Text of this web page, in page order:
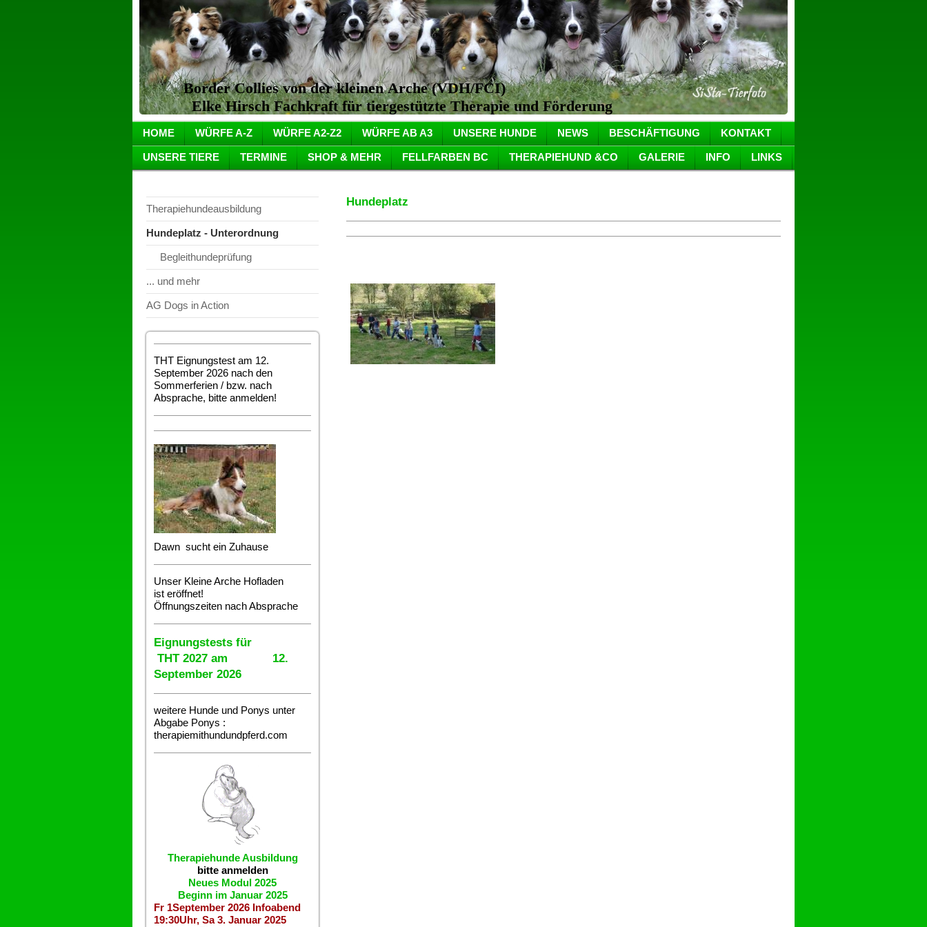
Border Collies von der kleinen Arche (VDH/FCI)
Elke Hirsch Fachkraft für tiergestützte Therapie und Förderung
HOME WÜRFE A-Z WÜRFE A2-Z2 WÜRFE AB A3 UNSERE HUNDE NEWS BESCHÄFTIGUNG KONTAKT
UNSERE TIERE TERMINE SHOP & MEHR FELLFARBEN BC THERAPIEHUND &CO GALERIE INFO LINKS
Therapiehundeausbildung
Hundeplatz - Unterordnung
Begleithundeprüfung
... und mehr
AG Dogs in Action
THT Eignungstest am 12.
September 2026 nach den
Sommerferien / bzw. nach
Absprache, bitte anmelden!
Dawn sucht ein Zuhause
Unser Kleine Arche Hofladen
ist eröffnet!
Öffnungszeiten nach Absprache
Eignungstests für
THT 2027 am 12.
September 2026
weitere Hunde und Ponys unter
Abgabe Ponys :
therapiemithundundpferd.com
Therapiehunde Ausbildung
bitte anmelden
Neues Modul 2025
Beginn im Januar 2025
Fr 1September 2026 Infoabend
19:30Uhr, Sa 3. Januar 2025
Hundeplatz